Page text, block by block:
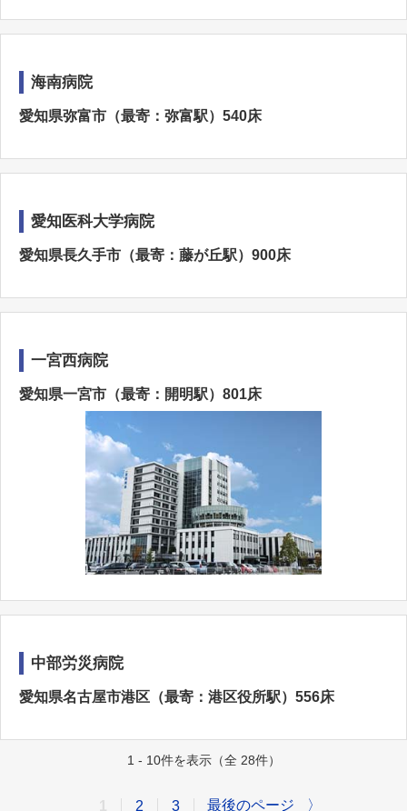
海南病院
愛知県弥富市（最寄：弥富駅）540床
愛知医科大学病院
愛知県長久手市（最寄：藤が丘駅）900床
一宮西病院
愛知県一宮市（最寄：開明駅）801床
中部労災病院
愛知県名古屋市港区（最寄：港区役所駅）556床
1 - 10件を表示（全 28件）
2 3 最後のページ 〉